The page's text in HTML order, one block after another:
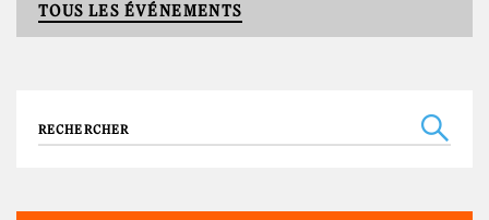
TOUS LES ÉVÉNEMENTS
Recherche